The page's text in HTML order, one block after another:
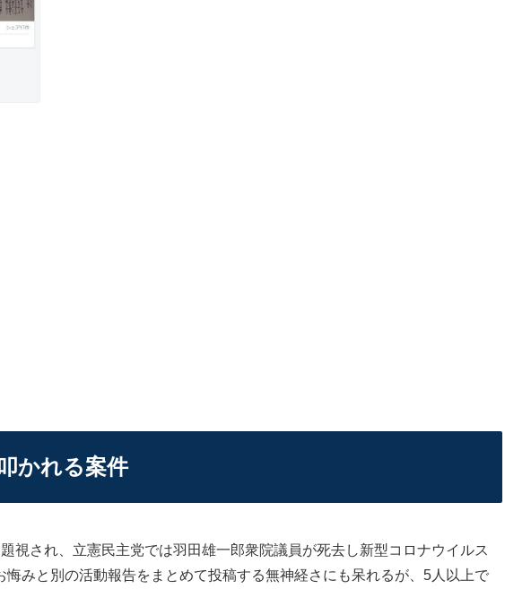
かれる案件
視され、立憲民主党では羽田雄一郎衆院議員が死去し新型コロナウイルス
悔みと別の活動報告をまとめて投稿する無神経さにも呆れるが、5人以上で